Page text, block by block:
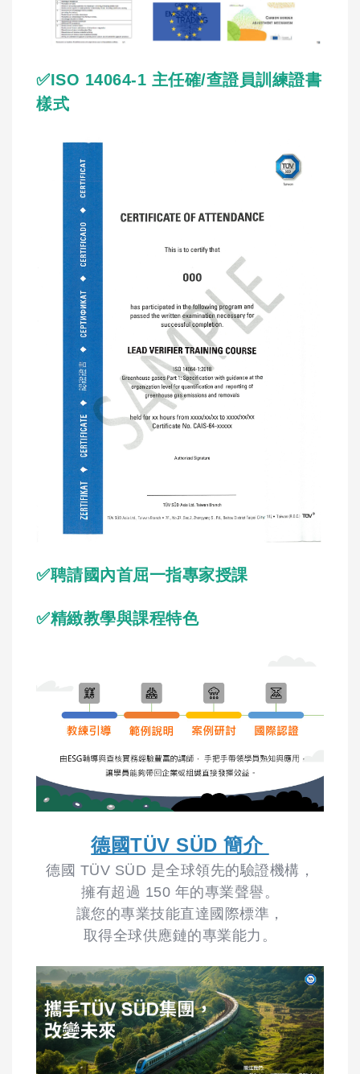
✅ISO 14064-1 主任確/查證員訓練證書
樣式
✅聘請國內首屈一指專家授課
✅精緻教學與課程特色
德國TÜV SÜD 簡介
德國 TÜV SÜD 是全球領先的驗證機構，
擁有超過 150 年的專業聲譽。
讓您的專業技能直達國際標準，
取得全球供應鏈的專業能力。